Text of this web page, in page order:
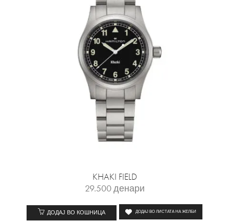
KHAKI FIELD
29.500денари
ДОДАЈ ВО КОШНИЦА ДОДАЈ ВО ЛИСТАТА НА ЖЕЛБИ